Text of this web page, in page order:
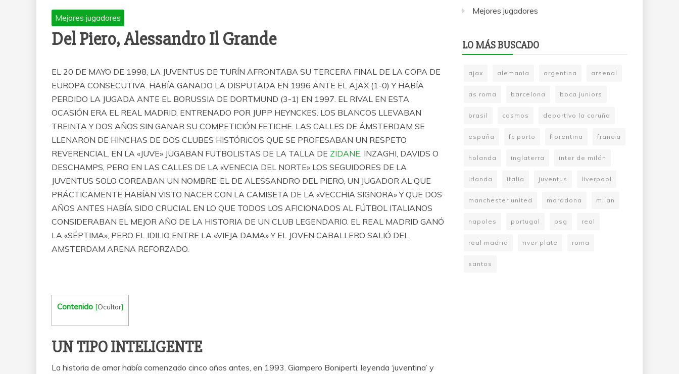
Mejores jugadores
Del Piero, Alessandro Il Grande
EL 20 DE MAYO DE 1998, LA JUVENTUS DE TURÍN AFRONTABA SU TERCERA FINAL DE LA COPA DE
EUROPA CONSECUTIVA. HABÍA GANADO LA DISPUTADA EN 1996 ANTE EL AJAX (1-0) Y HABÍA
PERDIDO LA JUGADA ANTE EL BORUSSIA DE DORTMUND (3-1) EN 1997. EL RIVAL EN ESTA
OCASIÓN ERA EL REAL MADRID, ENTRENADO POR JUPP HEYNCKES. LOS BLANCOS LLEVABAN
TREINTA Y DOS AÑOS SIN GANAR SU COMPETICIÓN FETICHE. LAS CALLES DE ÁMSTERDAM SE
LLENARON DE HINCHAS DE DOS CLUBES HISTÓRICOS QUE SE PROFESABAN UN RESPETO
REVERENCIAL. EN LA «JUVE» JUGABAN FUTBOLISTAS DE LA TALLA DE ZIDANE , INZAGHI, DAVIDS O
DESCHAMPS, PERO EN LAS CALLES DE LA «VENECIA DEL NORTE» LOS SEGUIDORES DE LA
JUVENTUS SOLO COREABAN UN NOMBRE: EL DE ALESSANDRO DEL PIERO, UN JUGADOR AL QUE
PRÁCTICAMENTE HABÍAN VISTO NACER CON LA CAMISETA DE LA «VECCHIA SIGNORA» Y QUE DOS
AÑOS ANTES HABÍA SIDO CRUCIAL EN LO QUE TODOS LOS AFICIONADOS AL FÚTBOL ITALIANOS
CONSIDERABAN EL MEJOR AÑO DE LA HISTORIA DE UN CLUB LEGENDARIO. EL REAL MADRID GANÓ
LA «SÉPTIMA», PERO EL IDILIO ENTRE LA «VIEJA DAMA» Y EL JOVEN CABALLERO SALIÓ DEL
AMSTERDAM ARENA REFORZADO.
Contenido [Ocultar]
UN TIPO INTELIGENTE
La historia de amor había comenzado cinco años antes, en 1993. Giampero Boniperti, leyenda ‘juventina’ y
Mejores jugadores
LO MÁS BUSCADO
ajax alemania argentina arsenal
as roma barcelona boca juniors
brasil cosmos deportivo la coruña
españa fc porto fiorentina francia
holanda inglaterra inter de milán
irlanda italia juventus liverpool
manchester united maradona milan
napoles portugal psg real
real madrid river plate roma
santos